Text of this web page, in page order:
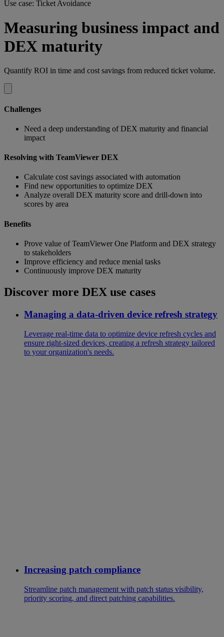
Use case: Ticket Avoidance
Measuring business impact and
DEX maturity
Quantify ROI in time and cost savings from reduced ticket volume.
Challenges
Need a deep understanding of DEX maturity and financial
impact
Resolving with TeamViewer DEX
Calculate cost savings associated with automation
Find new opportunities to optimize DEX
Analyze overall DEX maturity score and drill-down into
scores by area
Benefits
Prove value of TeamViewer One Platform and DEX strategy
to stakeholders
Improve efficiency and reduce menial tasks
Continuously improve DEX maturity
Discover more DEX use cases
Managing a data-driven device refresh strategy
Leverage real-time data to optimize device refresh cycles and
ensure right-sized devices, creating a refresh strategy tailored
to your organization's needs.
Increasing patch compliance
Streamline patch management with patch status visibility,
priority scoring, and direct patching capabilities.